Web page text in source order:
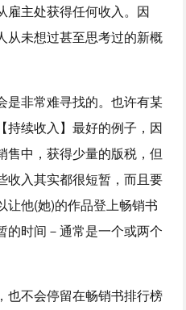
雇主处获得任何收入。因
从未想过甚至思考过的新概
是非常难寻找的。也许有某
持续收入】最好的例子，因
售中，获得少量的版税，但
收入其实都很短暂，而且要
让他(她)的作品登上畅销书
的时间－通常是一个或两个
也不会停留在畅销书排行榜